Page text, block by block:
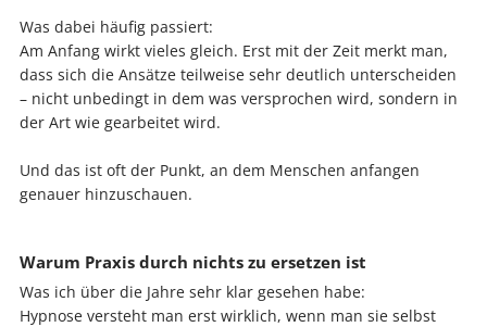
Was dabei häufig passiert:
Am Anfang wirkt vieles gleich. Erst mit der Zeit merkt man,
dass sich die Ansätze teilweise sehr deutlich unterscheiden
– nicht unbedingt in dem was versprochen wird, sondern in
der Art wie gearbeitet wird.
Und das ist oft der Punkt, an dem Menschen anfangen
genauer hinzuschauen.
Warum Praxis durch nichts zu ersetzen ist
Was ich über die Jahre sehr klar gesehen habe:
Hypnose versteht man erst wirklich, wenn man sie selbst